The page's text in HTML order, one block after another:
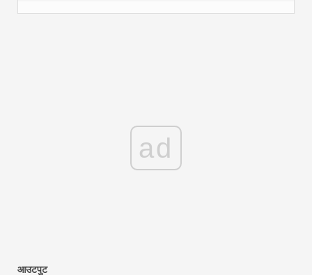
ad
आउटपुट